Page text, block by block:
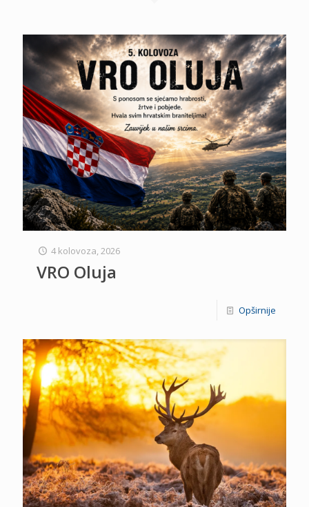
4 kolovoza, 2026
VRO Oluja
Opširnije